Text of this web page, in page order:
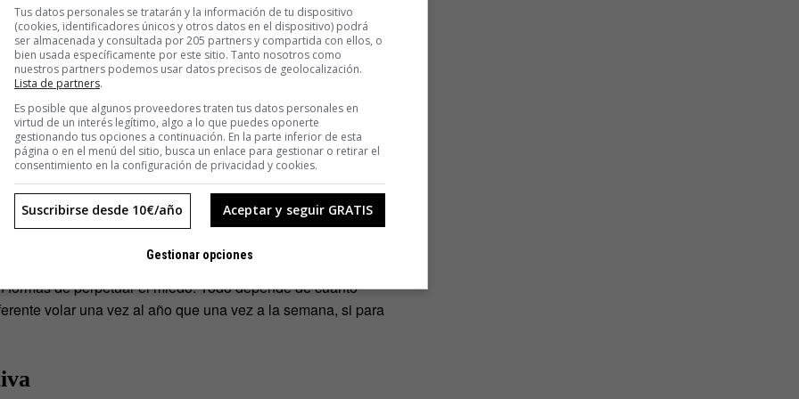
primero a lo que genera menos ansiedad, porque
veinte años uno de los primeros programas de tratamiento
hacer exposición a las diferentes partes del vuelo
suelen generar ansiedad en las personas con fobia) y
despegue», señala.
temida. Llabrés argumenta que buscar distracciones,
no está mal, si ello permite a los aviofóbicos volar; aunque
de evitar la situación que estos temen.
determinado asiento en el avión, y mucho menos con
de perpetuar el miedo. Todo depende de cuánto
volar una vez al año que una vez a la semana, si para
Tus datos personales se tratarán y la información de tu dispositivo
(cookies, identificadores únicos y otros datos en el dispositivo) podrá
ser almacenada y consultada por 205 partners y compartida con ellos, o
bien usada específicamente por este sitio. Tanto nosotros como
nuestros partners podemos usar datos precisos de geolocalización.
Lista de partners.
Es posible que algunos proveedores traten tus datos personales en
virtud de un interés legítimo, algo a lo que puedes oponerte
gestionando tus opciones a continuación. En la parte inferior de esta
página o en el menú del sitio, busca un enlace para gestionar o retirar el
consentimiento en la configuración de privacidad y cookies.
Aceptar y seguir GRATIS
Suscribirse desde 10€/año
Gestionar opciones